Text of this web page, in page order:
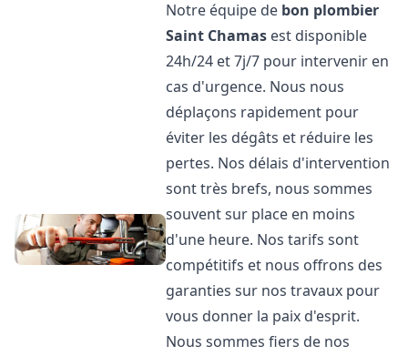
Notre équipe de bon plombier
Saint Chamas est disponible
24h/24 et 7j/7 pour intervenir en
cas d'urgence. Nous nous
déplaçons rapidement pour
éviter les dégâts et réduire les
pertes. Nos délais d'intervention
sont très brefs, nous sommes
souvent sur place en moins
d'une heure. Nos tarifs sont
compétitifs et nous offrons des
garanties sur nos travaux pour
vous donner la paix d'esprit.
Nous sommes fiers de nos